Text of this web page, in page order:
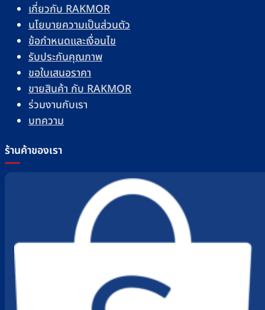
เกี่ยวกับ RAKMOR
นโยบายความเป็นส่วนตัว
ข้อกำหนดและเงื่อนไข
รับประกันคุณภาพ
ขอใบเสนอราคา
ขายสินค้า กับ RAKMOR
ร่วมงานกับเรา
บทความ
ร้านค้าของเรา